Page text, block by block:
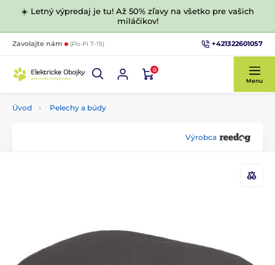
☀️ Letný výpredaj je tu! Až 50% zľavy na všetko pre vašich
miláčikov!
Zavolajte nám (Po-Pi 7-15) +421322601057
0
Menu
Úvod Pelechy a búdy
Výrobca